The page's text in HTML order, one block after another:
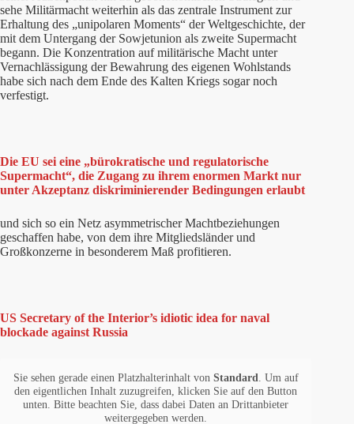
sehe Militärmacht weiterhin als das zentrale Instrument zur
Erhaltung des „unipolaren Moments“ der Weltgeschichte, der
mit dem Untergang der Sowjetunion als zweite Supermacht
begann. Die Konzentration auf militärische Macht unter
Vernachlässigung der Bewahrung des eigenen Wohlstands
habe sich nach dem Ende des Kalten Kriegs sogar noch
verfestigt.
Die EU sei eine „bürokratische und regulatorische
Supermacht“, die Zugang zu ihrem enormen Markt nur
unter Akzeptanz diskriminierender Bedingungen erlaubt
und sich so ein Netz asymmetrischer Machtbeziehungen
geschaffen habe, von dem ihre Mitgliedsländer und
Großkonzerne in besonderem Maß profitieren.
US Secretary of the Interior’s idiotic idea for naval
blockade against Russia
Sie sehen gerade einen Platzhalterinhalt von Standard
. Um auf
den eigentlichen Inhalt zuzugreifen, klicken Sie auf den Button
unten. Bitte beachten Sie, dass dabei Daten an Drittanbieter
weitergegeben werden.